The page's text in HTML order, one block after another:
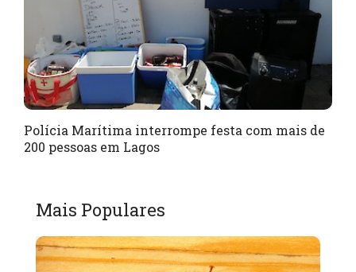
Polícia Marítima interrompe festa com mais de
200 pessoas em Lagos
Mais Populares